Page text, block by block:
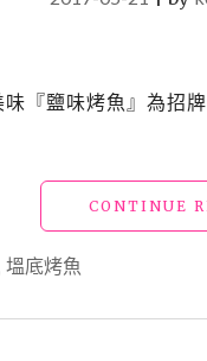
味『鹽味烤魚』為
CONTINUE
塭底烤魚